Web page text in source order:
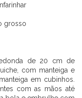
grosso
de 20 cm de
com manteiga e
em cubinhos.
com as mãos até